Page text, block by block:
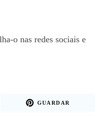
o nas redes sociais e
GUARDAR